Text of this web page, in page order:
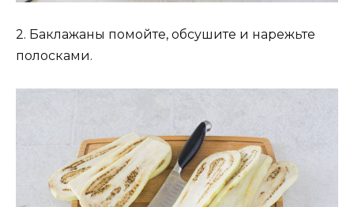
2. Баклажаны помойте, обсушите и нарежьте
полосками.